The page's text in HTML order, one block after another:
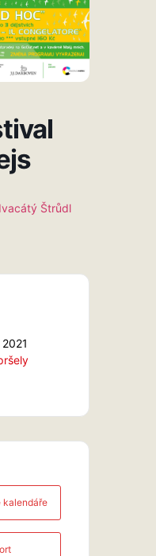
Štrůdl
kalendáře